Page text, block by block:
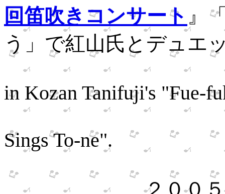
回笛吹きコンサート 』
う」で紅山氏とデュエ
Played first
in Kozan Tanifuji's "Fue-
Sings To-ne".
２００５年